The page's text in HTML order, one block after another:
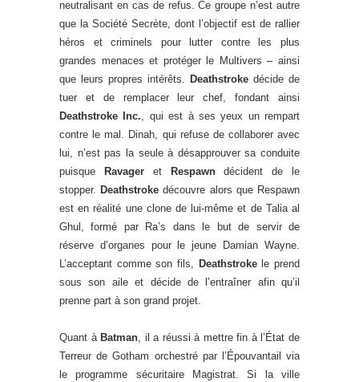
neutralisant en cas de refus. Ce groupe n’est autre
que la Société Secrète, dont l’objectif est de rallier
héros et criminels pour lutter contre les plus
grandes menaces et protéger le Multivers – ainsi
que leurs propres intérêts. Deathstroke décide de
tuer et de remplacer leur chef, fondant ainsi
Deathstroke Inc., qui est à ses yeux un rempart
contre le mal. Dinah, qui refuse de collaborer avec
lui, n’est pas la seule à désapprouver sa conduite
puisque
Ravageret Respawndécident de le
stopper. Deathstroke découvre alors que Respawn
est en réalité une clone de lui-même et de Talia al
Ghul, formé par Ra’s dans le but de servir de
réserve d’organes pour le jeune Damian Wayne.
L’acceptant comme son fils, Deathstrokele prend
sous son aile et décide de l’entraîner afin qu’il
prenne part à son grand projet.
Quant à Batman, il a réussi à mettre fin à l’État de
Terreur de Gotham orchestré par l’Épouvantail via
le programme sécuritaire Magistrat. Si la ville